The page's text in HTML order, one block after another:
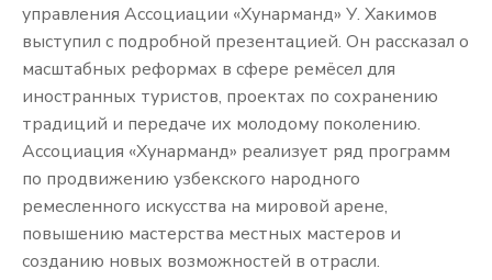
управления Ассоциации «Хунарманд» У. Хакимов
выступил с подробной презентацией. Он рассказал о
масштабных реформах в сфере ремёсел для
иностранных туристов, проектах по сохранению
традиций и передаче их молодому поколению.
Ассоциация «Хунарманд» реализует ряд программ
по продвижению узбекского народного
ремесленного искусства на мировой арене,
повышению мастерства местных мастеров и
созданию новых возможностей в отрасли.